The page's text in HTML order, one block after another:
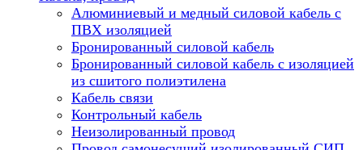
Алюминиевый и медный силовой кабель с
ПВХ изоляцией
Бронированный силовой кабель
Бронированный силовой кабель с изоляцией
из сшитого полиэтилена
Кабель связи
Контрольный кабель
Неизолированный провод